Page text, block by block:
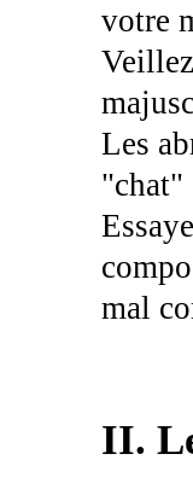
votre
Les
"chat"
mal
II.